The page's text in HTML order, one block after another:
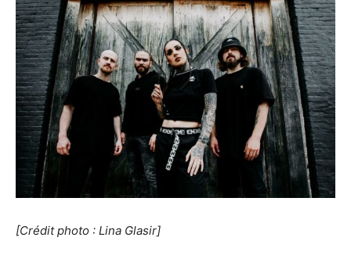
[Crédit photo : Lina Glasir]